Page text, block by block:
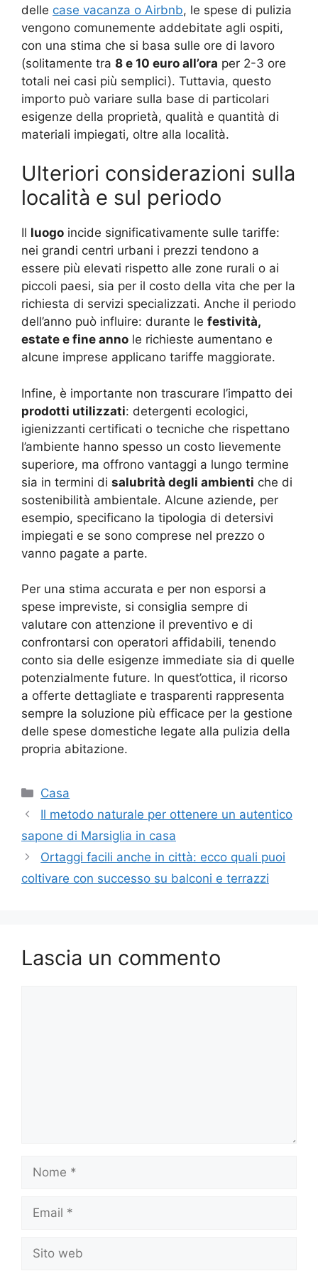
delle case vacanza o Airbnb, le spese di pulizia
vengono comunemente addebitate agli ospiti,
con una stima che si basa sulle ore di lavoro
(solitamente tra 8 e 10 euro all’ora per 2-3 ore
totali nei casi più semplici). Tuttavia, questo
importo può variare sulla base di particolari
esigenze della proprietà, qualità e quantità di
materiali impiegati, oltre alla località.
Ulteriori considerazioni sulla
località e sul periodo
Il luogo incide significativamente sulle tariffe:
nei grandi centri urbani i prezzi tendono a
essere più elevati rispetto alle zone rurali o ai
piccoli paesi, sia per il costo della vita che per la
richiesta di servizi specializzati. Anche il periodo
dell’anno può influire: durante le festività,
estate e fine anno le richieste aumentano e
alcune imprese applicano tariffe maggiorate.
Infine, è importante non trascurare l’impatto dei
prodotti utilizzati: detergenti ecologici,
igienizzanti certificati o tecniche che rispettano
l’ambiente hanno spesso un costo lievemente
superiore, ma offrono vantaggi a lungo termine
sia in termini di salubrità degli ambienti che di
sostenibilità ambientale. Alcune aziende, per
esempio, specificano la tipologia di detersivi
impiegati e se sono comprese nel prezzo o
vanno pagate a parte.
Per una stima accurata e per non esporsi a
spese impreviste, si consiglia sempre di
valutare con attenzione il preventivo e di
confrontarsi con operatori affidabili, tenendo
conto sia delle esigenze immediate sia di quelle
potenzialmente future. In quest’ottica, il ricorso
a offerte dettagliate e trasparenti rappresenta
sempre la soluzione più efficace per la gestione
delle spese domestiche legate alla pulizia della
propria abitazione.
Categorie
Casa
Il metodo naturale per ottenere un autentico
sapone di Marsiglia in casa
Ortaggi facili anche in città: ecco quali puoi
coltivare con successo su balconi e terrazzi
Lascia un commento
Nome
Email
Sito
web